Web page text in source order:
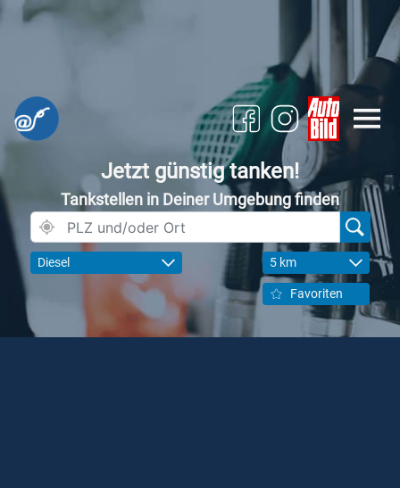
Jetzt günstig tanken!
Tankstellen in Deiner Umgebung finden
Diesel 5 km
Favoriten